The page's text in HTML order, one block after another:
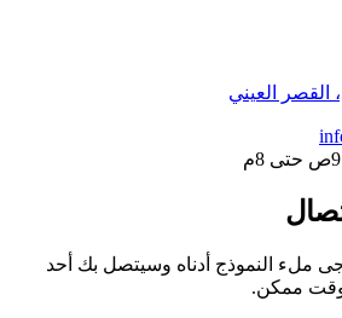
ملء النموذج أدناه وسيتصل بك أحد
وقت ممكن.